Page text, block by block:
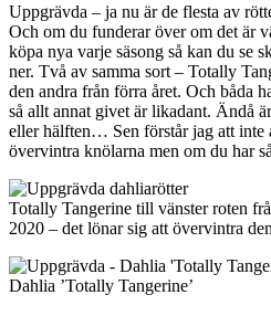
Uppgrävda – ja nu är de flesta av
Och om du funderar över om det är
köpa nya varje säsong så kan du se
ner. Två av samma sort – Totally
den andra från förra året. Och båda
så allt annat givet är likadant. Ändå
eller hälften… Sen förstår jag att inte
övervintra knölarna men om du har
Totally Tangerine till vänster roten
2020 – det lönar sig att övervintra
Dahlia ’Totally Tangerine’